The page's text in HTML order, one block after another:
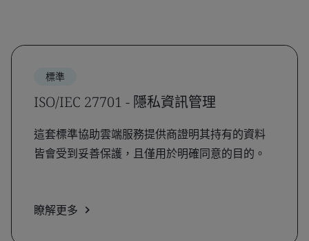
標準
ISO/IEC 27701 - 隱私資訊管理
這套標準協助雲端服務提供商證明其持有的資料
皆會受到妥善保護，且僅用於明確同意的目的。
瞭解更多